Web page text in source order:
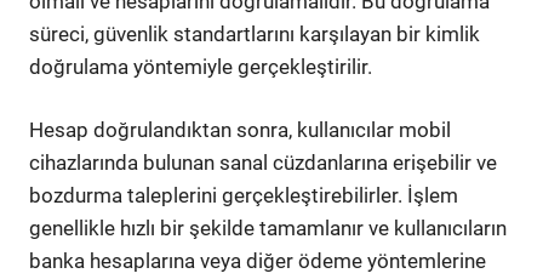
süreci, güvenlik standartlarını karşılayan bir kimlik
doğrulama yöntemiyle gerçekleştirilir.
Hesap doğrulandıktan sonra, kullanıcılar mobil
cihazlarında bulunan sanal cüzdanlarına erişebilir ve
bozdurma taleplerini gerçekleştirebilirler. İşlem
genellikle hızlı bir şekilde tamamlanır ve kullanıcıların
banka hesaplarına veya diğer ödeme yöntemlerine